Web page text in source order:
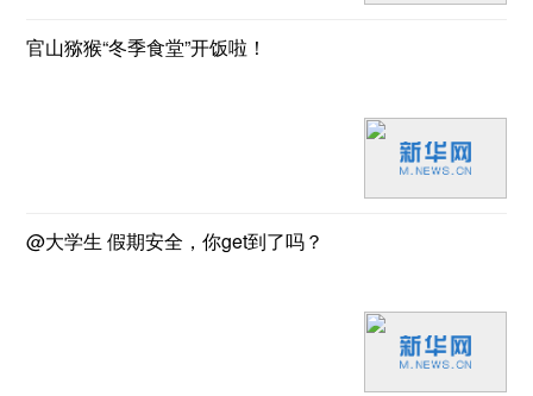
官山猕猴“冬季食堂”开饭啦！
@大学生 假期安全，你get到了吗？